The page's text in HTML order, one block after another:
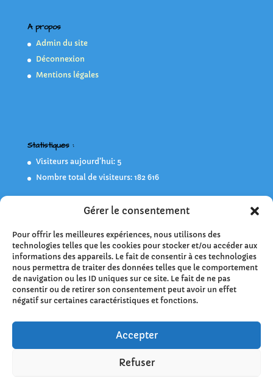
Gérer le consentement
Pour offrir les meilleures expériences, nous utilisons des
technologies telles que les cookies pour stocker et/ou accéder aux
informations des appareils. Le fait de consentir à ces technologies
nous permettra de traiter des données telles que le comportement
de navigation ou les ID uniques sur ce site. Le fait de ne pas
consentir ou de retirer son consentement peut avoir un effet
négatif sur certaines caractéristiques et fonctions.
Accepter
Refuser
A propos
Admin du site
Déconnexion
Mentions légales
Statistiques :
Visiteurs aujourd’hui: 5
Nombre total de visiteurs: 182 616